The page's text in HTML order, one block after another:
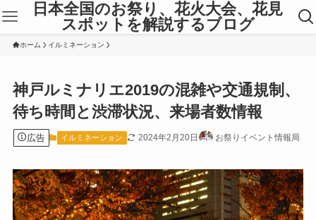
日本全国のお祭り、花火大会、花見
スポットを解説するブログ
ホーム イルミネーション
神戸ルミナリエ2019の混雑や交通規制、
待ち時間と渋滞状況、来場者数情報
広告 イルミネーション 2024年2月20日 お祭りイベント情報局